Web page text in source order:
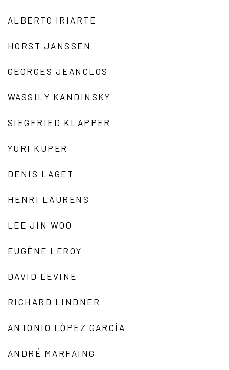
ALBERTO IRIARTE
HORST JANSSEN
GEORGES JEANCLOS
WASSILY KANDINSKY
SIEGFRIED KLAPPER
YURI KUPER
DENIS LAGET
HENRI LAURENS
LEE JIN WOO
EUGÈNE LEROY
DAVID LEVINE
RICHARD LINDNER
ANTONIO LÓPEZ GARCÍA
ANDRÉ MARFAING